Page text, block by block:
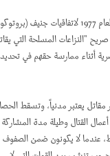
على سبيل المثال، البروتوكول الاختياري الأول لعام 1977 لاتفاقيات جنيف (بروتوكول
المسلحة التي يقاتل
أثناء ممارسة حقهم في تحديد
يعتبر مدنياً، وتسقط الحصانة
وطيلة مدة المشاركة لا
عندما لا يكونون ضمن الصفوف